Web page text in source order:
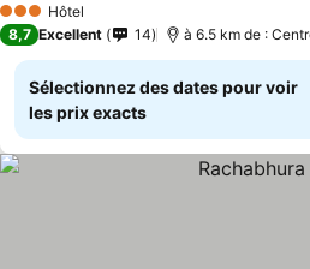
3 ÉtoilesHôtel
8,7 Excellent 14 à 6.5 km de :
Sélectionnez des dates pour voir
les prix exacts